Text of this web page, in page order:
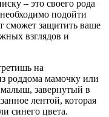
– это своего рода
подойти
сможет защитить ваше
взглядов и
на
роддома мамочку или
малыш, завернутый в
лентой, которая
синего цвета.